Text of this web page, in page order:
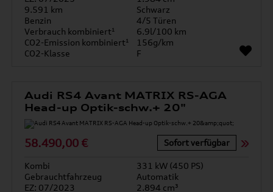
9.591 km
Schwarz
Benzin
4/5 Türen
Verbrauch kombiniert¹
6.9l/100 km
CO2-Emission kombiniert¹
156g/km
CO2-Klasse
F
Audi RS4 Avant MATRIX RS-AGA
Head-up Optik-schw.+ 20"
58.490,00 € Sofort verfügbar
Kombi
331 kW (450 PS)
Gebrauchtfahrzeug
Automatik
EZ: 07/2023
2.894 cm³